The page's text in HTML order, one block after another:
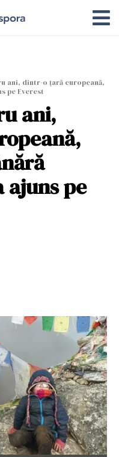
ani, dintr-o țară europeană,
pe Everest
ani,
ajuns pe